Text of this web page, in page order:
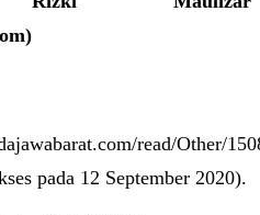
read/Other/
pada 12 September 2020).